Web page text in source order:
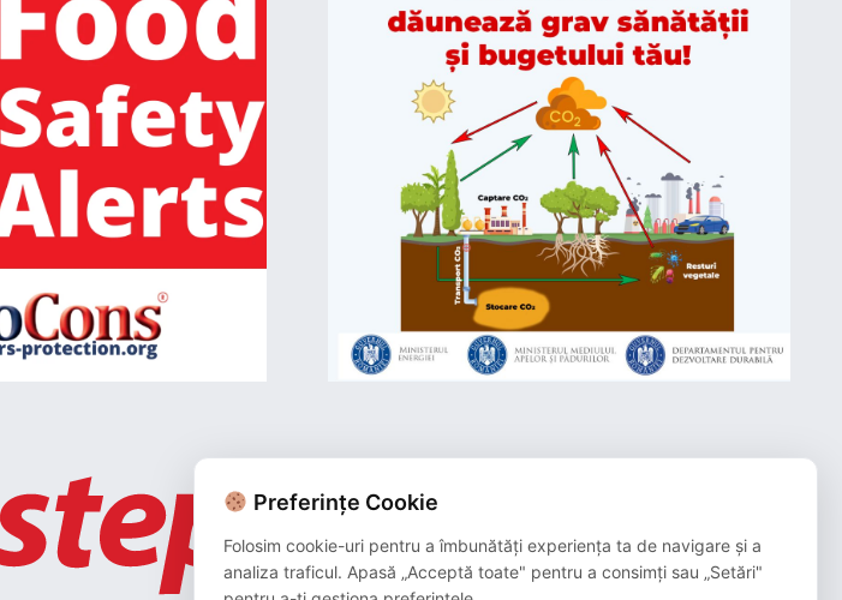
și beneficiază de 3D-Secure.
Preferințe Cookie
Folosim cookie-uri pentru a îmbunătăți experiența ta de navigare și a
analiza traficul. Apasă „Acceptă toate" pentru a consimți sau „Setări"